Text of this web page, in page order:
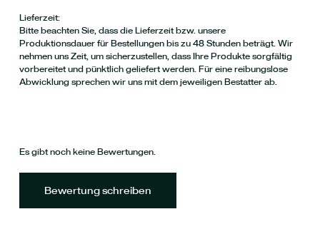
Lieferzeit:
Bitte beachten Sie, dass die Lieferzeit bzw. unsere
Produktionsdauer für Bestellungen bis zu 48 Stunden beträgt. Wir
nehmen uns Zeit, um sicherzustellen, dass Ihre Produkte sorgfältig
vorbereitet und pünktlich geliefert werden. Für eine reibungslose
Abwicklung sprechen wir uns mit dem jeweiligen Bestatter ab.
Es gibt noch keine Bewertungen.
Bewertung schreiben